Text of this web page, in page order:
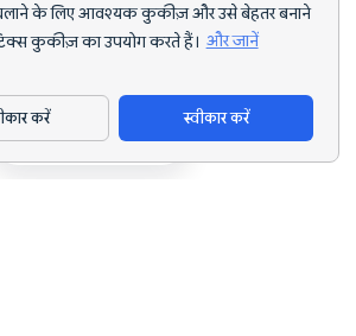
के लिए आवश्यक कुकीज़ और उसे बेहतर बनाने
कुकीज़ का उपयोग करते हैं। और जानें
करें स्वीकार करें
ऐप डाउनलोड करें